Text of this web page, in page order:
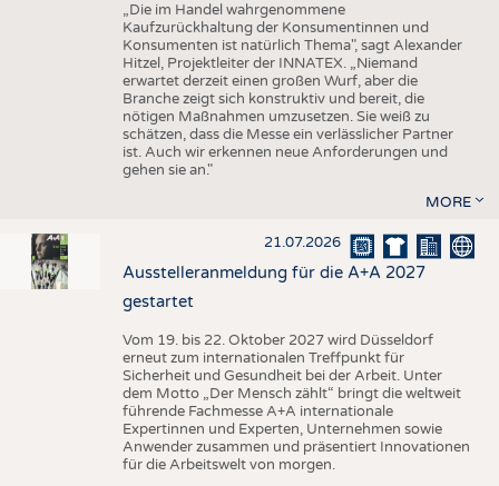
„Die im Handel wahrgenommene
Kaufzurückhaltung der Konsumentinnen und
Konsumenten ist natürlich Thema", sagt Alexander
Hitzel, Projektleiter der INNATEX. „Niemand
erwartet derzeit einen großen Wurf, aber die
Branche zeigt sich konstruktiv und bereit, die
nötigen Maßnahmen umzusetzen. Sie weiß zu
schätzen, dass die Messe ein verlässlicher Partner
ist. Auch wir erkennen neue Anforderungen und
gehen sie an."
MORE
21.07.2026
Ausstelleranmeldung für die A+A 2027
gestartet
Vom 19. bis 22. Oktober 2027 wird Düsseldorf
erneut zum internationalen Treffpunkt für
Sicherheit und Gesundheit bei der Arbeit. Unter
dem Motto „Der Mensch zählt“ bringt die weltweit
führende Fachmesse A+A internationale
Expertinnen und Experten, Unternehmen sowie
Anwender zusammen und präsentiert Innovationen
für die Arbeitswelt von morgen.